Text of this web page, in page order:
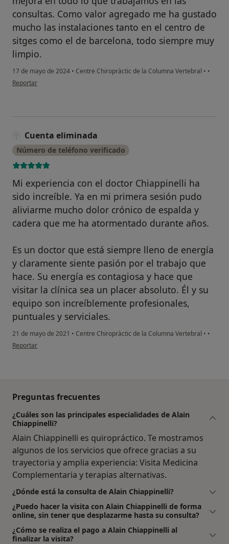
consultas. Como valor agregado me ha gustado
mucho las instalaciones tanto en el centro de
sitges como el de barcelona, todo siempre muy
limpio.
17 de mayo de 2024 • Centre Chiropràctic de la Columna Vertebral • •
en opinión del usuario Anna
Reportar
Cuenta eliminada
Número de teléfono verificado
Mi experiencia con el doctor Chiappinelli ha
sido increíble. Ya en mi primera sesión pudo
aliviarme mucho dolor crónico de espalda y
cadera que me ha atormentado durante años.
Es un doctor que está siempre lleno de energía
y claramente siente pasión por el trabajo que
hace. Su energía es contagiosa y hace que
visitar la clínica sea un placer absoluto. Él y su
equipo son increíblemente profesionales,
puntuales y serviciales.
21 de mayo de 2021 • Centre Chiropràctic de la Columna Vertebral • •
en opinión del usuario Cuenta eliminada
Reportar
Preguntas frecuentes
¿Cuáles son las principales especialidades de Alain
Chiappinelli?
Alain Chiappinelli es quiropráctico. Te mostramos
algunos de los servicios que ofrece gracias a su
trayectoria y amplia experiencia: Visita Medicina
Complementaria y terapias alternativas.
¿Dónde está la consulta de Alain Chiappinelli?
¿Puedo hacer la visita con Alain Chiappinelli de forma
online, sin tener que desplazarme hasta su consulta?
¿Cómo se realiza el pago a Alain Chiappinelli al
finalizar la visita?